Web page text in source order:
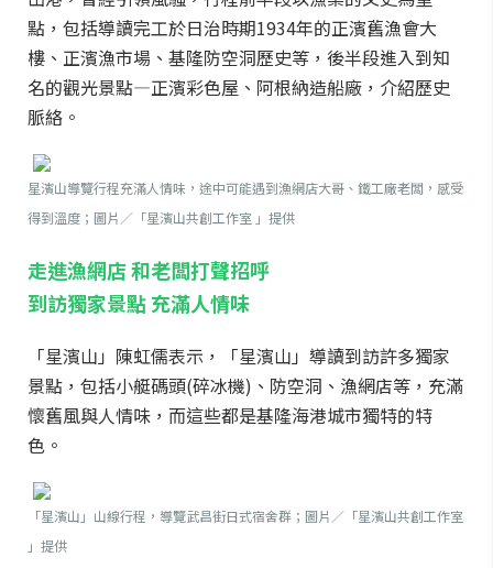
點，包括導讀完工於日治時期1934年的正濱舊漁會大
樓、正濱漁市場、基隆防空洞歷史等，後半段進入到知
名的觀光景點—正濱彩色屋、阿根納造船廠，介紹歷史
脈絡。
星濱山導覽行程充滿人情味，途中可能遇到漁網店大哥、鐵工廠老闆，感受
得到溫度；圖片／「星濱山共創工作室 」提供
走進漁網店 和老闆打聲招呼
到訪獨家景點 充滿人情味
「星濱山」陳虹儒表示，「星濱山」導讀到訪許多獨家
景點，包括小艇碼頭(碎冰機)、防空洞、漁網店等，充滿
懷舊風與人情味，而這些都是基隆海港城市獨特的特
色。
「星濱山」山線行程，導覽武昌街日式宿舍群；圖片／「星濱山共創工作室
」提供